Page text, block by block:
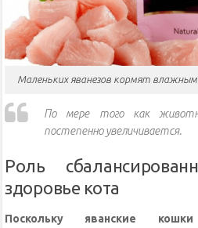
Маленьких яванезов кормят
По мере того как
постепенно увеличивается.
Роль
здоровье кота
Поскольку яванские